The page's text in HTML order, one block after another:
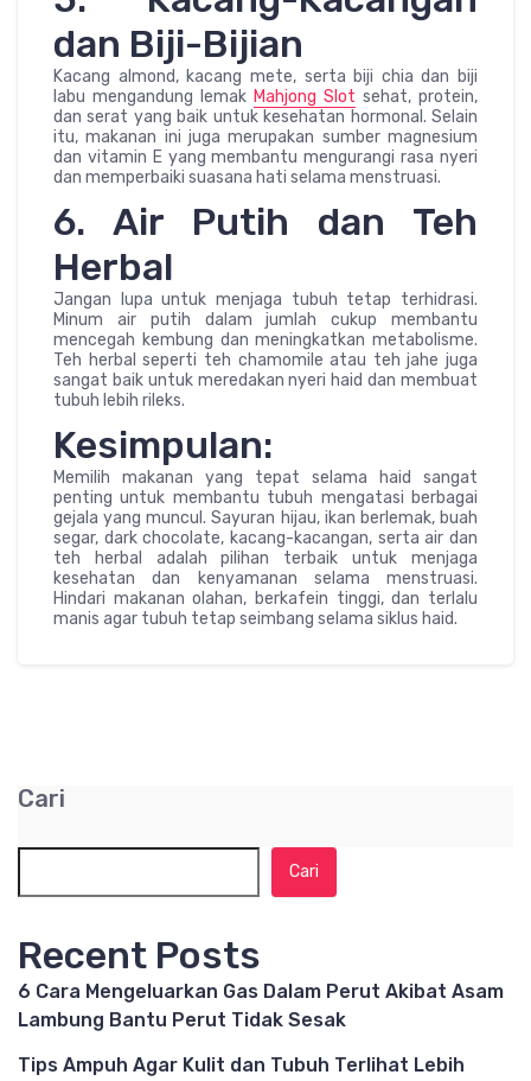
dan Biji-Bijian
Kacang almond, kacang mete, serta biji chia dan biji
labu mengandung lemak Mahjong Slot sehat, protein,
dan serat yang baik untuk kesehatan hormonal. Selain
itu, makanan ini juga merupakan sumber magnesium
dan vitamin E yang membantu mengurangi rasa nyeri
dan memperbaiki suasana hati selama menstruasi.
6. Air Putih dan Teh
Herbal
Jangan lupa untuk menjaga tubuh tetap terhidrasi.
Minum air putih dalam jumlah cukup membantu
mencegah kembung dan meningkatkan metabolisme.
Teh herbal seperti teh chamomile atau teh jahe juga
sangat baik untuk meredakan nyeri haid dan membuat
tubuh lebih rileks.
Kesimpulan:
Memilih makanan yang tepat selama haid sangat
penting untuk membantu tubuh mengatasi berbagai
gejala yang muncul. Sayuran hijau, ikan berlemak, buah
segar, dark chocolate, kacang-kacangan, serta air dan
teh herbal adalah pilihan terbaik untuk menjaga
kesehatan dan kenyamanan selama menstruasi.
Hindari makanan olahan, berkafein tinggi, dan terlalu
manis agar tubuh tetap seimbang selama siklus haid.
Cari
Cari
Recent Posts
6 Cara Mengeluarkan Gas Dalam Perut Akibat Asam
Lambung Bantu Perut Tidak Sesak
Tips Ampuh Agar Kulit dan Tubuh Terlihat Lebih